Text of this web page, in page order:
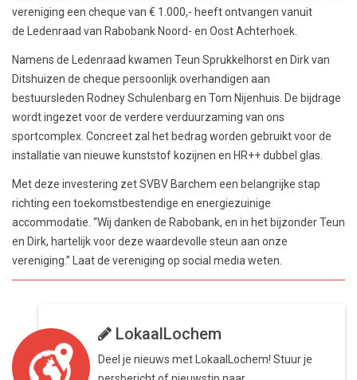
vereniging een cheque van € 1.000,- heeft ontvangen vanuit
de Ledenraad van Rabobank Noord- en Oost Achterhoek.
Namens de Ledenraad kwamen Teun Sprukkelhorst en Dirk van
Ditshuizen de cheque persoonlijk overhandigen aan
bestuursleden Rodney Schulenbarg en Tom Nijenhuis. De bijdrage
wordt ingezet voor de verdere verduurzaming van ons
sportcomplex. Concreet zal het bedrag worden gebruikt voor de
installatie van nieuwe kunststof kozijnen en HR++ dubbel glas.
Met deze investering zet SVBV Barchem een belangrijke stap
richting een toekomstbestendige en energiezuinige
accommodatie. “Wij danken de Rabobank, en in het bijzonder Teun
en Dirk, hartelijk voor deze waardevolle steun aan onze
vereniging.” Laat de vereniging op social media weten.
LokaalLochem
Deel je nieuws met LokaalLochem! Stuur je